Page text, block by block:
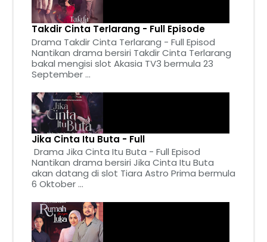
Takdir Cinta Terlarang - Full Episode
Drama Takdir Cinta Terlarang - Full Episod
Nantikan drama bersiri Takdir Cinta Terlarang
bakal mengisi slot Akasia TV3 bermula 23
September ...
Jika Cinta Itu Buta - Full
Drama Jika Cinta Itu Buta - Full Episod
Nantikan drama bersiri Jika Cinta Itu Buta
akan datang di slot Tiara Astro Prima bermula
6 Oktober ...